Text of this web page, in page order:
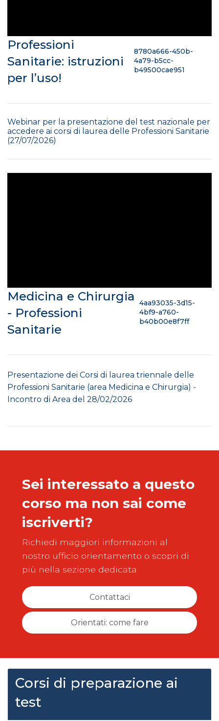
Professioni
Sanitarie: istruzioni
per l’uso!
8780a666-450b-
4a79-b5cc-
b49500cae951
Webinar per la presentazione del test nazionale per
accedere ai corsi di laurea delle Professioni Sanitarie
(27/07/2026)
Medicina e Chirurgia
- Professioni
Sanitarie
4aa93035-3d15-
4bf9-a760-
b40b00e8f7ff
Presentazione dei Corsi di laurea triennale delle
Professioni Sanitarie (area Medicina e Chirurgia) -
Incontro di Area del 28/02/2026
Sei interessato a questo
corso ma non sai come
iscriverti?
Richiedi maggiori informazioni al
nostro ufficio orientamento o scopri di
più nella sezione dedicata
Contattaci
Orientati: come fare
Corsi di preparazione ai
test